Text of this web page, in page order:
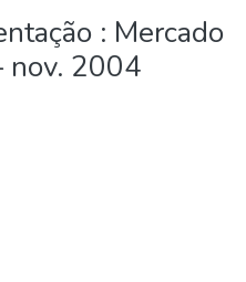
: Mercado
nov. 2004